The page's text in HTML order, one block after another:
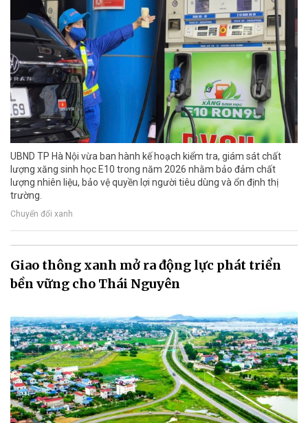
UBND TP Hà Nội vừa ban hành kế hoạch kiểm tra, giám sát chất
lượng xăng sinh học E10 trong năm 2026 nhằm bảo đảm chất
lượng nhiên liệu, bảo vệ quyền lợi người tiêu dùng và ổn định thị
trường.
Chuyển đổi xanh
Giao thông xanh mở ra động lực phát triển
bền vững cho Thái Nguyên